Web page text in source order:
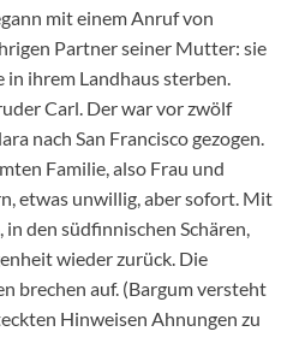
mit einem Anruf von
Partner seiner Mutter: sie
ihrem Landhaus sterben.
Carl. Der war vor zwölf
nach San Francisco gezogen.
Familie, also Frau und
etwas unwillig, aber sofort. Mit
den südfinnischen Schären,
wieder zurück. Die
brechen auf. (Bargum versteht
Hinweisen Ahnungen zu